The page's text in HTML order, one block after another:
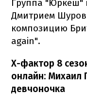
Группа "Юркеш"
Дмитрием
композицию
again".
Х-фактор 8
онлайн: Михаил
девчоночка